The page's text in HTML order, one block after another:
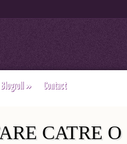
Blogroll» Contact
CATRE